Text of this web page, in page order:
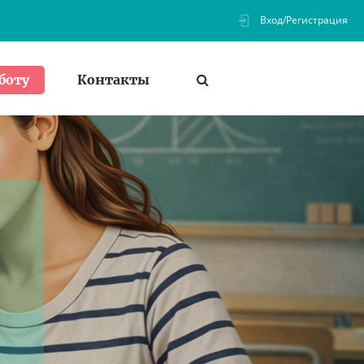
Вход/Регистрация
Контакты